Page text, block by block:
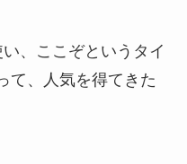
、ここぞというタイ
て、人気を得てきた